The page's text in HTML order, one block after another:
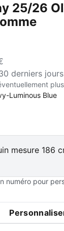
25/26
derniers jours
plus
Luminous Blue
Blue
mesure 186
numéro pour